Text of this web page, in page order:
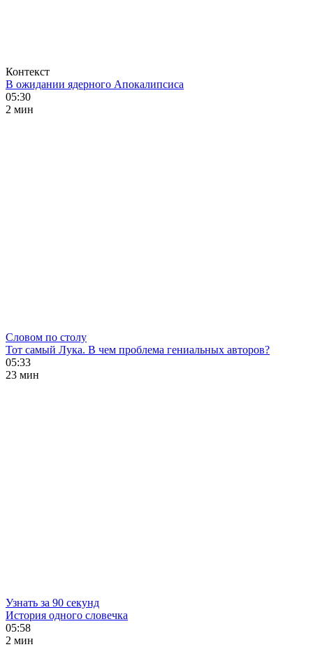
Контекст
В ожидании ядерного Апокалипсиса
05:30
2 мин
Словом по столу
Тот самый Лука. В чем проблема гениальных авторов?
05:33
23 мин
Узнать за 90 секунд
История одного словечка
05:58
2 мин